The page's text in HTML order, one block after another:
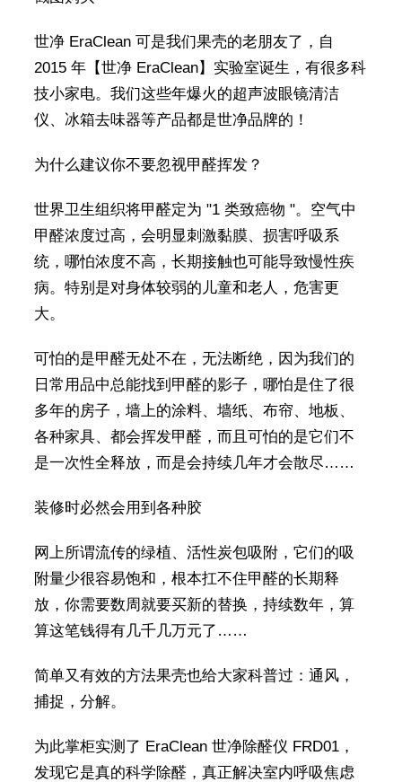
世净 EraClean 可是我们果壳的老朋友了，自
2015 年【世净 EraClean】实验室诞生，有很多科
技小家电。我们这些年爆火的超声波眼镜清洁
仪、冰箱去味器等产品都是世净品牌的！
为什么建议你不要忽视甲醛挥发？
世界卫生组织将甲醛定为 "1 类致癌物 "。空气中
甲醛浓度过高，会明显刺激黏膜、损害呼吸系
统，哪怕浓度不高，长期接触也可能导致慢性疾
病。特别是对身体较弱的儿童和老人，危害更
大。
可怕的是甲醛无处不在，无法断绝，因为我们的
日常用品中总能找到甲醛的影子，哪怕是住了很
多年的房子，墙上的涂料、墙纸、布帘、地板、
各种家具、都会挥发甲醛，而且可怕的是它们不
是一次性全释放，而是会持续几年才会散尽……
装修时必然会用到各种胶
网上所谓流传的绿植、活性炭包吸附，它们的吸
附量少很容易饱和，根本扛不住甲醛的长期释
放，你需要数周就要买新的替换，持续数年，算
算这笔钱得有几千几万元了……
简单又有效的方法果壳也给大家科普过：通风，
捕捉，分解。
为此掌柜实测了 EraClean 世净除醛仪 FRD01，
发现它是真的科学除醛，真正解决室内呼吸焦虑